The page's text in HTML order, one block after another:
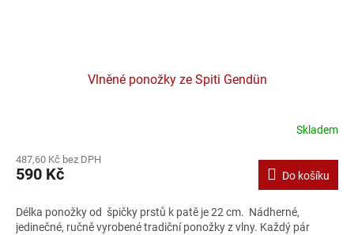
Vlněné ponožky ze Spiti Gendün
Skladem
487,60 Kč bez DPH
590 Kč Do košíku
Délka ponožky od špičky prstů k patě je 22 cm. Nádherné,
jedinečné, ručně vyrobené tradiční ponožky z vlny. Každý pár